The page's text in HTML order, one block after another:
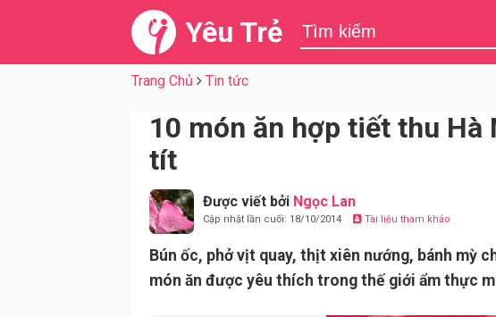
Yêu Trẻ
Trang Chủ Tin tức
10 món ăn hợp tiết thu Hà
tít
Được viết bởi Ngọc Lan
Cập nhật lần cuối: 18/10/2014 Tài liệu tham khảo
Bún ốc, phở vịt quay, thịt xiên nướng, bánh mỳ
món ăn được yêu thích trong thế giới ẩm thực